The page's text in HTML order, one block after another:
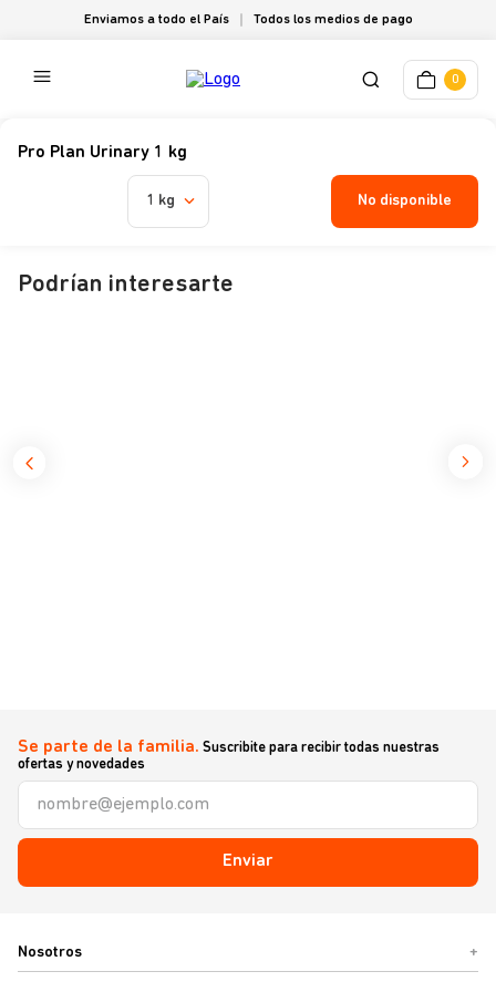
Enviamos a todo el País Todos los medios de pago
0
Pro Plan Urinary 1 kg
1 kg No disponible
Podrían interesarte
Se parte de la familia. Suscribite para recibir todas nuestras
ofertas y novedades
Enviar
Nosotros +